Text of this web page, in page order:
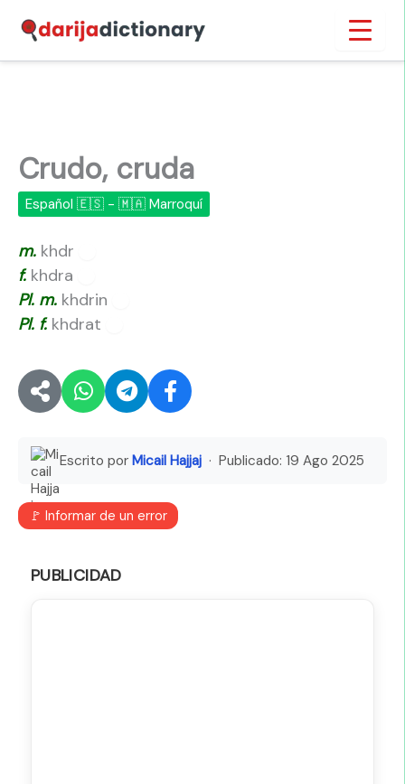
contenido
Inicio
Crudo, cruda
Español 🇪🇸 - 🇲🇦 Marroquí
m. khdr
f.khdra
Pl. m. khdrin
Pl. f.khdrat
Escrito por Micail Hajjaj · Publicado: 19 Ago 2025
🚩 Informar de un error
PUBLICIDAD